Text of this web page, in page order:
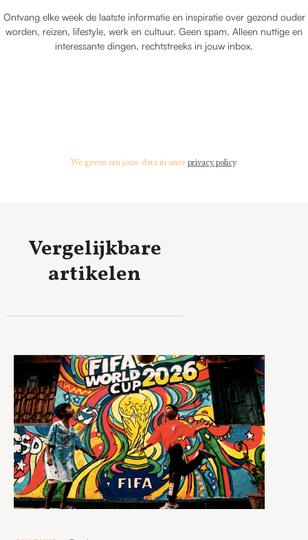
Ontvang elke week de laatste informatie en inspiratie over gezond ouder
worden, reizen, lifestyle, werk en cultuur. Geen spam. Alleen nuttige en
interessante dingen, rechtstreeks in jouw inbox.
We geven om jouw data in onze privacy policy.
Vergelijkbare
artikelen